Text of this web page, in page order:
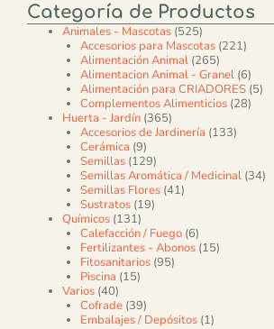
Categoría de Productos
Animales - Mascotas 525525 productos
Accesorios para Mascotas 221221
Alimentación Animal 265265
Alimentacion Animal - Granel 66
Alimentación para CRIADORES 55
Complementos Alimenticios 2828
Huerta - Jardín 365365 productos
Accesorios de Jardinería 133133
Cerámica 99 productos
Semillas 129129 productos
Semillas Aromática / Medicinal 34
Semillas Flores 4141 productos
Sustratos 1919 productos
Químicos 131131 productos
Calefacción / Fuego 66 productos
Fertilizantes - Abonos 1515
Fitosanitarios 9595 productos
Piscina 1515 productos
Varios 4040 productos
Cofrade 3939 productos
Embalajes / Depósitos 11 producto